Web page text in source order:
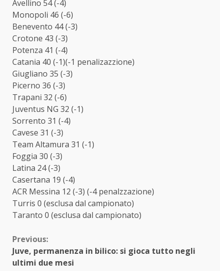
Avellino 54 (-4)
Monopoli 46 (-6)
Benevento 44 (-3)
Crotone 43 (-3)
Potenza 41 (-4)
Catania 40 (-1)(-1 penalizazzione)
Giugliano 35 (-3)
Picerno 36 (-3)
Trapani 32 (-6)
Juventus NG 32 (-1)
Sorrento 31 (-4)
Cavese 31 (-3)
Team Altamura 31 (-1)
Foggia 30 (-3)
Latina 24 (-3)
Casertana 19 (-4)
ACR Messina 12 (-3) (-4 penalzzazione)
Turris 0 (esclusa dal campionato)
Taranto 0 (esclusa dal campionato)
Continue
Reading
Previous:
Juve, permanenza in bilico: si gioca tutto negli
ultimi due mesi